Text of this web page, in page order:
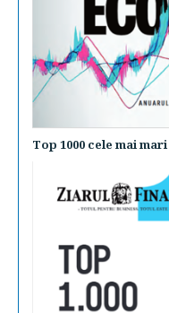
Top 1000 cele mai